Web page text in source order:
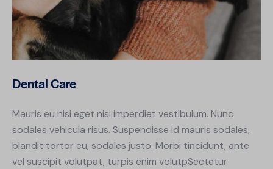
Dental Care
Mauris eu nisi eget nisi imperdiet vestibulum. Nunc
sodales vehicula risus. Suspendisse id mauris sodales,
blandit tortor eu, sodales justo. Morbi tincidunt, ante
vel suscipit volutpat, turpis enim volutpSectetur